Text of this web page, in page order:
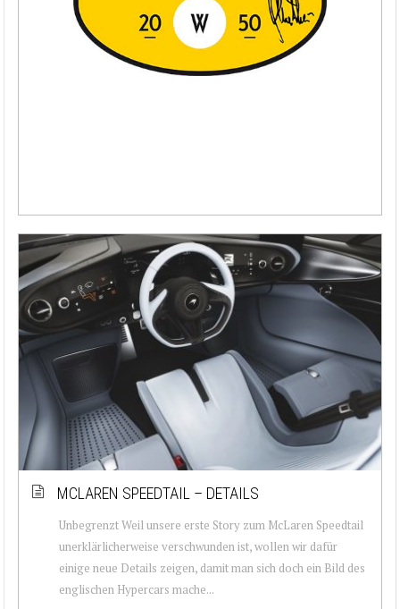
MCLAREN SPEEDTAIL – DETAILS
Unbegrenzt Weil unsere erste Story zum McLaren Speedtail
unerklärlicherweise verschwunden ist, wollen wir dafür
einige neue Details zeigen, damit man sich doch ein Bild des
englischen Hypercars mache...